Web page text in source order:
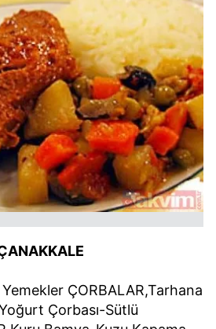
ÇORBALAR,Tarhana
Çorbası-Sütlü